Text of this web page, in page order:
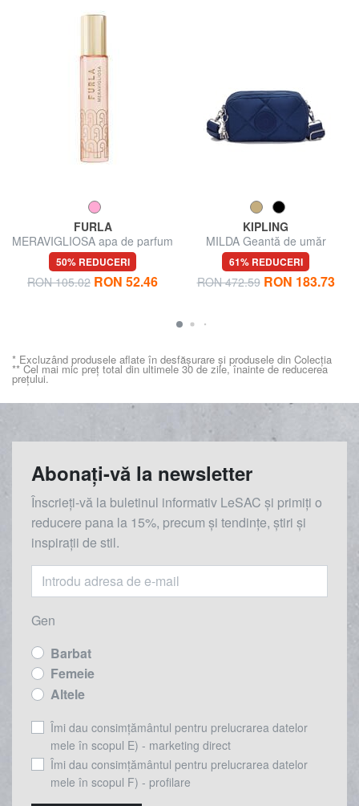
FURLA
MERAVIGLIOSA apa de parfum
10 ml
50% REDUCERI
RON 105.02 RON 52.46
KIPLING
MILDA Geantă de umăr
matlasată
61% REDUCERI
RON 472.59 RON 183.73
* Excluzând produsele aflate în desfășurare și produsele din Colecția
** Cel mai mic preț total din ultimele 30 de zile, înainte de reducerea
prețului.
Abonați-vă la newsletter
Înscrieți-vă la buletinul informativ LeSAC și primiți o
reducere pana la 15%, precum și tendințe, știri și
inspirații de stil.
Gen
Barbat
Femeie
Altele
Îmi dau consimțământul pentru prelucrarea datelor
mele în scopul E) - marketing direct
Îmi dau consimțământul pentru prelucrarea datelor
mele în scopul F) - profilare